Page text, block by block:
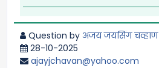
Question by अजय जयसिंग चव्हाण
28-10-2025
ajayjchavan@yahoo.com